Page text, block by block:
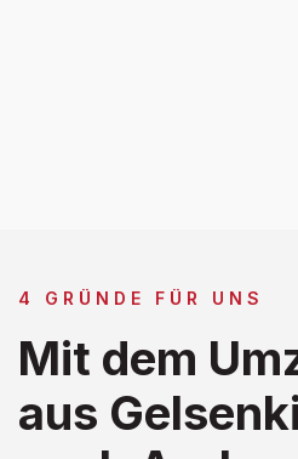
4 GRÜNDE FÜR UNS
Mit dem
aus